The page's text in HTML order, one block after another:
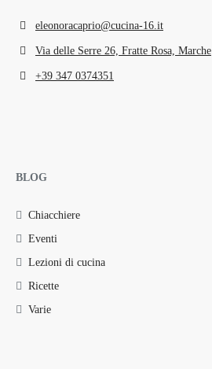
eleonoracaprio@cucina-16.it
Via delle Serre 26, Fratte Rosa, Marche
+39 347 0374351
BLOG
Chiacchiere
Eventi
Lezioni di cucina
Ricette
Varie